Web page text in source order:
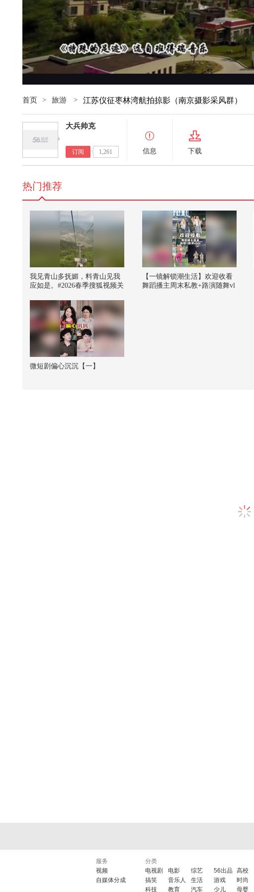
首页 > 旅游 > 江苏仪征枣林湾航拍掠影（南京摄影采风群）
大兵帅克
订阅 1,261 信息 下载
热门推荐
我见青山多抚媚，料青山见我
应如是。#2026春季搜狐视频关
学探索小组 @高速公鹿 @付虹
医生 @妇产科王贵芳医生 @痘
肤西施 @春华姐姐 @智贤律师
@陈小兜律师 @航航儿 @嘿凤
梨like @化无止境薛老师 @演
员明莉 @星际奇航 @张朝阳
@张博士聊数学 @蒋院长讲航
天 @春华姐姐 @搜狐旅游 @
【一镜解锁潮生活】欢迎收看
舞蹈播主周末私教+路演随舞vl
微短剧偏心沉沉【一】
服务
视频
自媒体分成
分类
电视剧
电影 综艺 56出品 高校
搞笑
音乐人 生活 游戏 时尚
科技
教育 汽车 少儿 母婴